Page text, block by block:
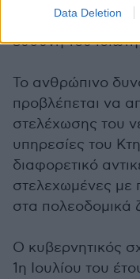
Data Deletion
ηλεκτρονικά
ευθύνη του
Το ανθρώπινο
προβλέπεται να
στελέχωσης του
υπηρεσίες του
διαφορετικό
στελεχωμένες με
στα πολεοδομικά
Ο κυβερνητικός
1η Ιουλίου του